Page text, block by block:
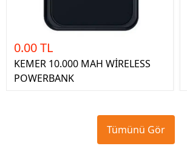
0.00 TL
KEMER 10.000 MAH WİRELESS
POWERBANK
Tümünü Gör